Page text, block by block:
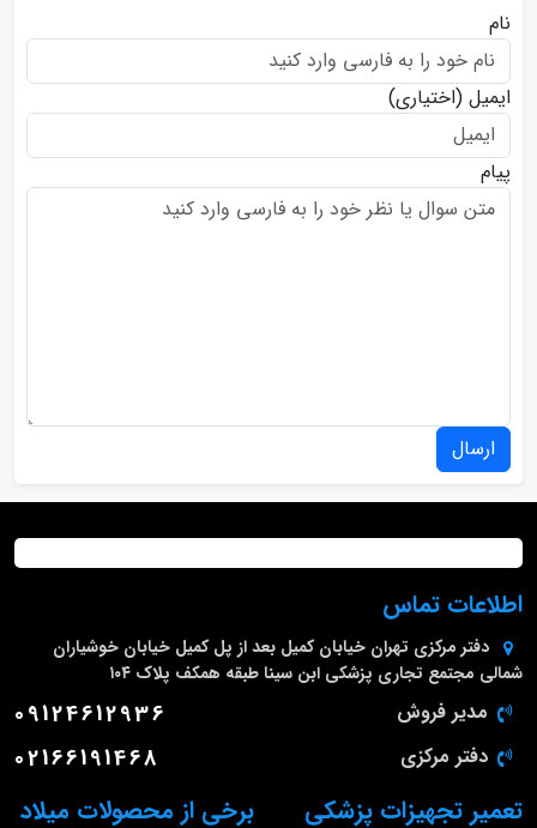
نام
ایمیل (اختیاری)
پیام
ارسال
برخی از محصولات میلاد تعمیر تجهیزات پزشکی
اطلاعات تماس
دفتر مرکزی تهران خیابان کمیل بعد از پل کمیل خیابان خوشیاران
شمالی مجتمع تجاری پزشکی ابن سینا طبقه همکف پلاک ۱۰۴
مدیر فروش 09124612936
دفتر مرکزی 02166191468